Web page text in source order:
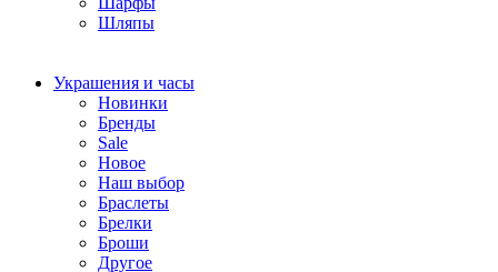
Шляпы
Украшения и часы
Новинки
Бренды
Sale
Новое
Наш выбор
Браслеты
Брелки
Броши
Другое